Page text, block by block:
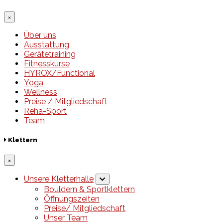
×
Über uns
Ausstattung
Gerätetraining
Fitnesskurse
HYROX/Functional
Yoga
Wellness
Preise / Mitgliedschaft
Reha-Sport
Team
Klettern
×
Unsere Kletterhalle
Bouldern & Sportklettern
Öffnungszeiten
Preise/ Mitgliedschaft
Unser Team